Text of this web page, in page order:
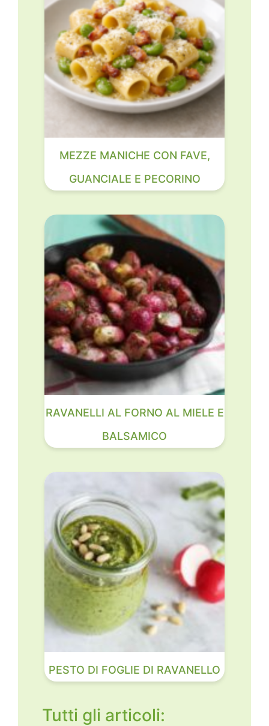
MEZZE MANICHE CON FAVE,
GUANCIALE E PECORINO
RAVANELLI AL FORNO AL MIELE E
BALSAMICO
PESTO DI FOGLIE DI RAVANELLO
Tutti gli articoli: